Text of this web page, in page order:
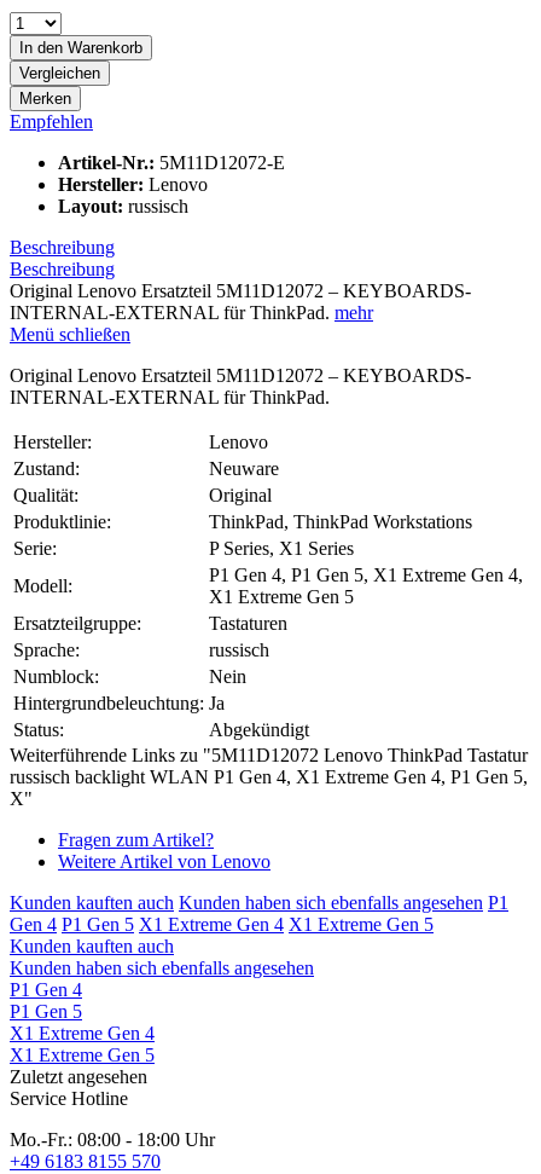
In den Warenkorb
Vergleichen
Merken
Empfehlen
Artikel-Nr.: 5M11D12072-E
Hersteller: Lenovo
Layout: russisch
Beschreibung
Beschreibung
Original Lenovo Ersatzteil 5M11D12072 – KEYBOARDS-
INTERNAL-EXTERNAL für ThinkPad. mehr
Menü schließen
Original Lenovo Ersatzteil 5M11D12072 – KEYBOARDS-
INTERNAL-EXTERNAL für ThinkPad.
Hersteller:
Lenovo
Zustand:
Neuware
Qualität:
Original
Produktlinie:
ThinkPad, ThinkPad Workstations
Serie:
P Series, X1 Series
Modell:
P1 Gen 4, P1 Gen 5, X1 Extreme Gen 4,
X1 Extreme Gen 5
Ersatzteilgruppe:
Tastaturen
Sprache:
russisch
Numblock:
Nein
Hintergrundbeleuchtung: Ja
Status:
Abgekündigt
Weiterführende Links zu "5M11D12072 Lenovo ThinkPad Tastatur
russisch backlight WLAN P1 Gen 4, X1 Extreme Gen 4, P1 Gen 5,
X"
Fragen zum Artikel?
Weitere Artikel von Lenovo
Kunden kauften auch Kunden haben sich ebenfalls angesehen P1
Gen 4 P1 Gen 5 X1 Extreme Gen 4 X1 Extreme Gen 5
Kunden kauften auch
Kunden haben sich ebenfalls angesehen
P1 Gen 4
P1 Gen 5
X1 Extreme Gen 4
X1 Extreme Gen 5
Zuletzt angesehen
Service Hotline
Mo.-Fr.: 08:00 - 18:00 Uhr
+49 6183 8155 570